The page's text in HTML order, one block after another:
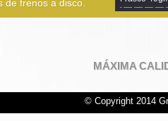
de frenos a disco.
MÁXIMA
© Copyright 2014